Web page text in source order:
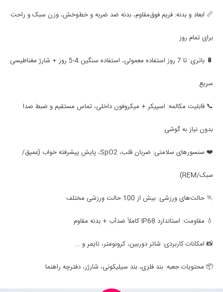
📏 ابعاد و بدنه: فریم فوق‌مقاوم، بدنه ضد ضربه و خط‌وخش، وزن سبک و راحت
برای تمام روز
🔋 باتری: تا 7 روز استفاده معمولی، استفاده سنگین 4-5 روز + شارژ مغناطیسی
سریع
📞 قابلیت مکالمه: اسپیکر + میکروفون داخلی، تماس مستقیم و ضبط صدا
بدون نیاز به گوشی
❤️ سنسورهای سلامتی: ضربان قلب، SpO2، پایش پیشرفته خواب (عمیق/
سبک/REM)
🏃 حالت‌های ورزشی: بیش از 100 حالت ورزشی مختلف
💧 مقاومت: استاندارد IP68 کاملاً ضدآب + بدنه مقاوم
📸 امکانات کاربردی: شاتر دوربین، کرونومتر، تایمر و ...
📦 محتویات جعبه: بند فلزی، بند سیلیکونی، شارژر، دفترچه راهنما